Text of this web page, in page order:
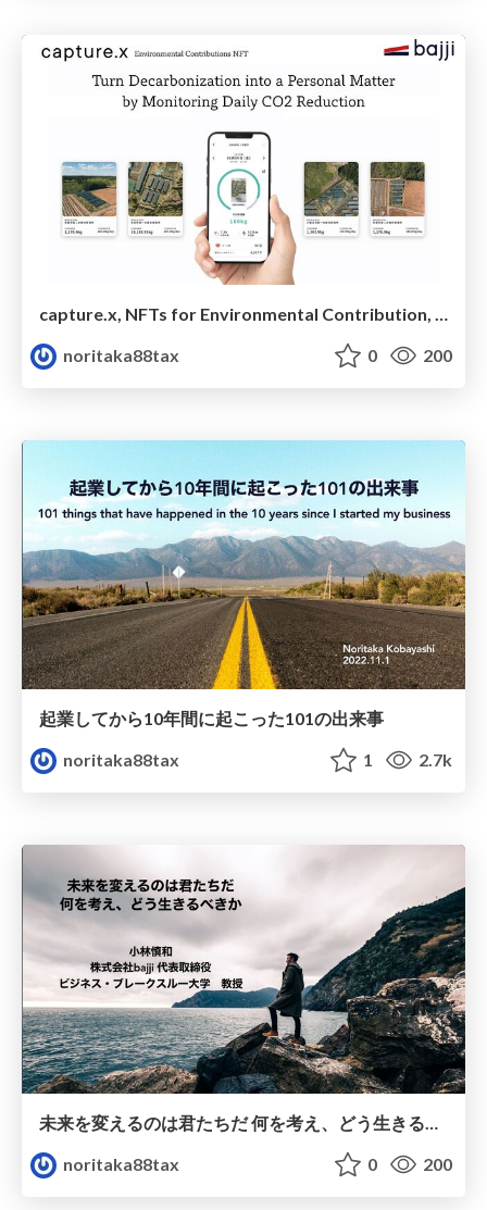
noritaka88tax
0 200
起業してから10年間に起こった101の出来事
noritaka88tax
1 2.7k
未来を変えるのは君たちだ 何を考え、どう生きるべきか
noritaka88tax
0 200